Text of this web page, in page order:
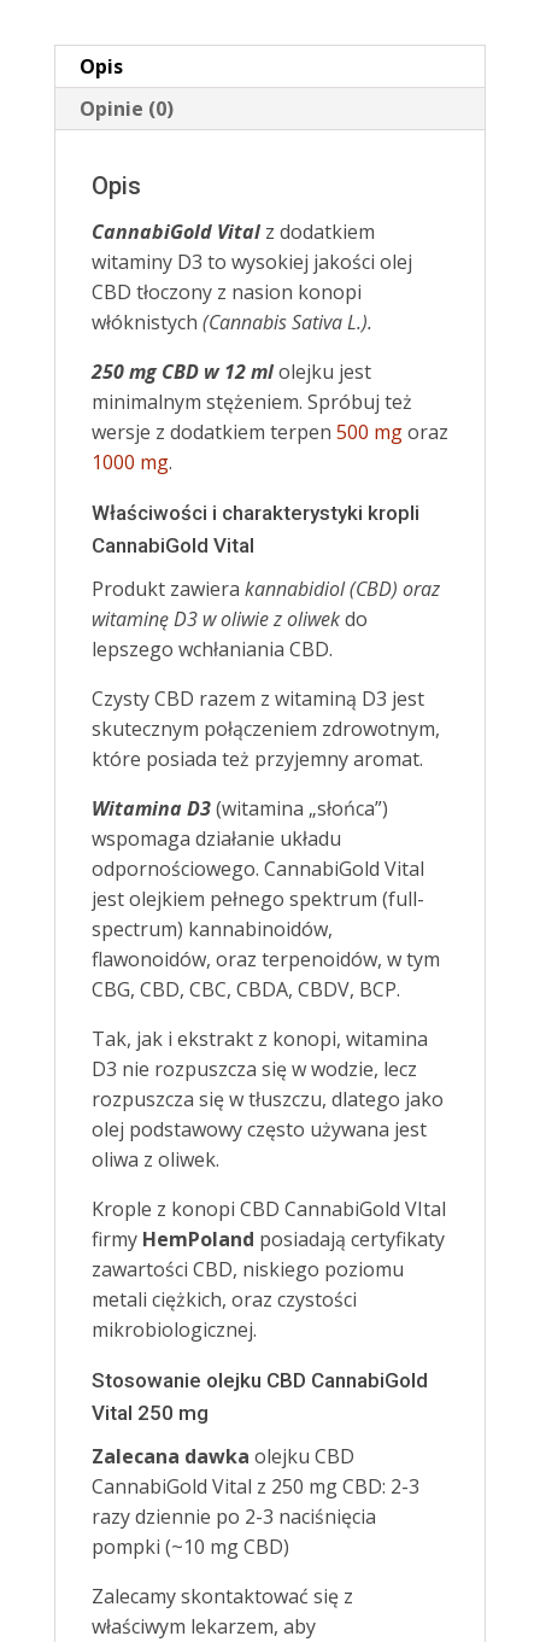
Opis
Opinie (0)
Opis
CannabiGold Vital z dodatkiem
witaminy D3 to wysokiej jakości olej
CBD tłoczony z nasion konopi
włóknistych (Cannabis Sativa L.).
250 mgCBD w 12 mlolejku jest
minimalnym stężeniem. Spróbuj też
wersje z dodatkiem terpen 500 mgoraz
1000 mg.
Właściwości i charakterystyki kropli
CannabiGold Vital
Produkt zawiera kannabidiol (CBD) oraz
witaminę D3 w oliwie z oliwekdo
lepszego wchłaniania CBD.
Czysty CBD razem z witaminą D3 jest
skutecznym połączeniem zdrowotnym,
które posiada też przyjemny aromat.
Witamina D3(witamina „słońca”)
wspomaga działanie układu
odpornościowego. CannabiGold Vital
jest olejkiem pełnego spektrum (full-
spectrum) kannabinoidów,
flawonoidów, oraz terpenoidów, w tym
CBG, CBD, CBC, CBDA, CBDV, BCP.
Tak, jak i ekstrakt z konopi, witamina
D3 nie rozpuszcza się w wodzie, lecz
rozpuszcza się w tłuszczu, dlatego jako
olej podstawowy często używana jest
oliwa z oliwek.
Krople z konopi CBD CannabiGold VItal
firmy HemPoland posiadają certyfikaty
zawartości CBD, niskiego poziomu
metali ciężkich, oraz czystości
mikrobiologicznej.
Stosowanie olejku CBD CannabiGold
Vital 250 mg
Zalecana dawka olejku CBD
CannabiGold Vital z 250 mg CBD: 2-3
razy dziennie po 2-3 naciśnięcia
pompki (~10 mg CBD)
Zalecamy skontaktować się z
właściwym lekarzem, aby